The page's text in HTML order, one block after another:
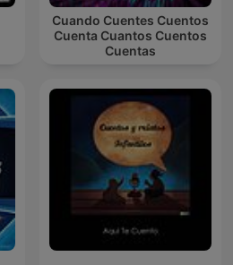
Cuando Cuentes Cuentos
Cuenta Cuantos Cuentos
Cuentas